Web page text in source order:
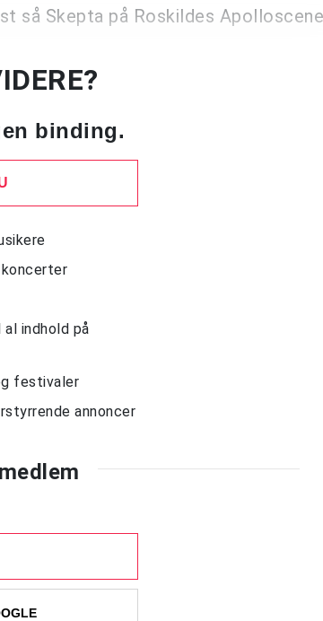
så Skepta på Roskildes
binding.
indhold på
festivaler
annoncer